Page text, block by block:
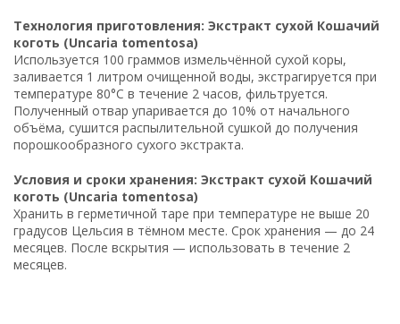
Технология приготовления: Экстракт сухой Кошачий
коготь (Uncaria tomentosa)
Используется 100 граммов измельчённой сухой коры,
заливается 1 литром очищенной воды, экстрагируется при
температуре 80°C в течение 2 часов, фильтруется.
Полученный отвар упаривается до 10% от начального
объёма, сушится распылительной сушкой до получения
порошкообразного сухого экстракта.
Условия и сроки хранения: Экстракт сухой Кошачий
коготь (Uncaria tomentosa)
Хранить в герметичной таре при температуре не выше 20
градусов Цельсия в тёмном месте. Срок хранения — до 24
месяцев. После вскрытия — использовать в течение 2
месяцев.